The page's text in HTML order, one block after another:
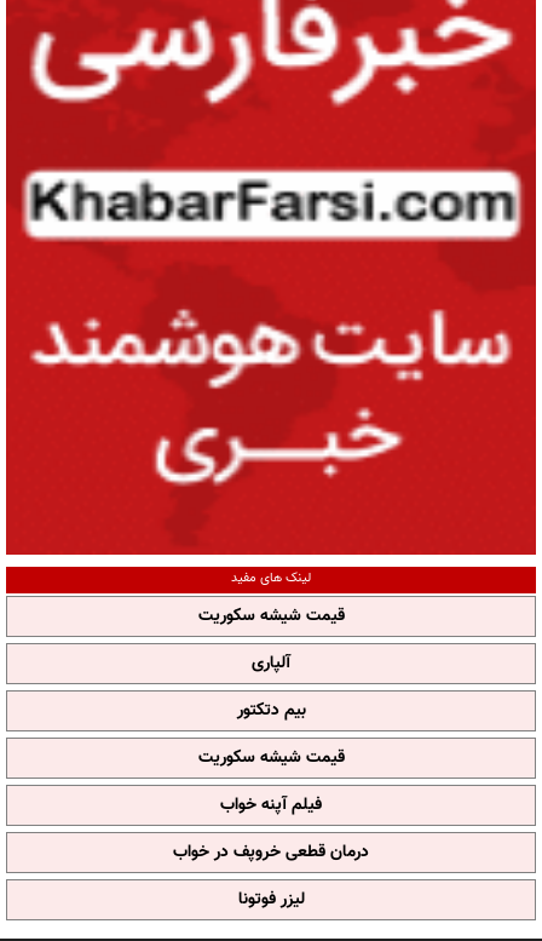
لینک های مفید
قیمت شیشه سکوریت
آلپاری
بیم دتکتور
قیمت شیشه سکوریت
فیلم آپنه خواب
درمان قطعی خروپف در خواب
لیزر فوتونا